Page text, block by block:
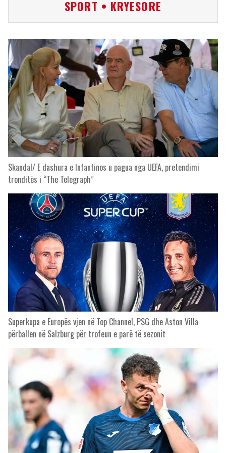
SPORT • KRYESORE
Skandal/ E dashura e Infantinos u pagua nga UEFA, pretendimi
tronditës i “The Telegraph”
Superkupa e Europës vjen në Top Channel, PSG dhe Aston Villa
përballen në Salzburg për trofeun e parë të sezonit